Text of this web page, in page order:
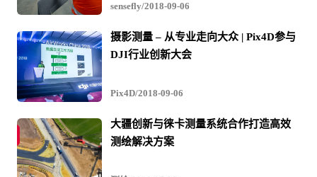
sensefly/2018-09-06
摄影测量 – 从专业走向大众 | Pix4D参与
DJI行业创新大会
Pix4D/2018-09-06
大疆创新与徕卡测量系统合作打造高效
测绘解决方案